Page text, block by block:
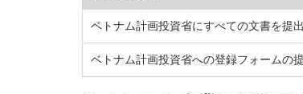
ベトナム計画投資省にすべての文書を提
ベトナム計画投資省への登録フォームの提